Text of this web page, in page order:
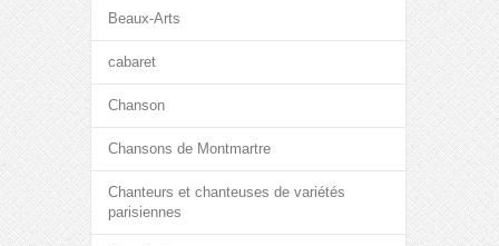
Beaux-Arts
cabaret
Chanson
Chansons de Montmartre
Chanteurs et chanteuses de variétés
parisiennes